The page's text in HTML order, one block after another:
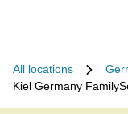
All locations
Kiel Germany